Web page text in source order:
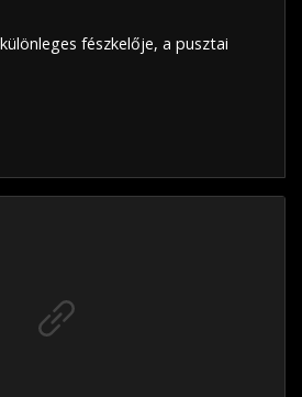
fészkelője, a pusztai